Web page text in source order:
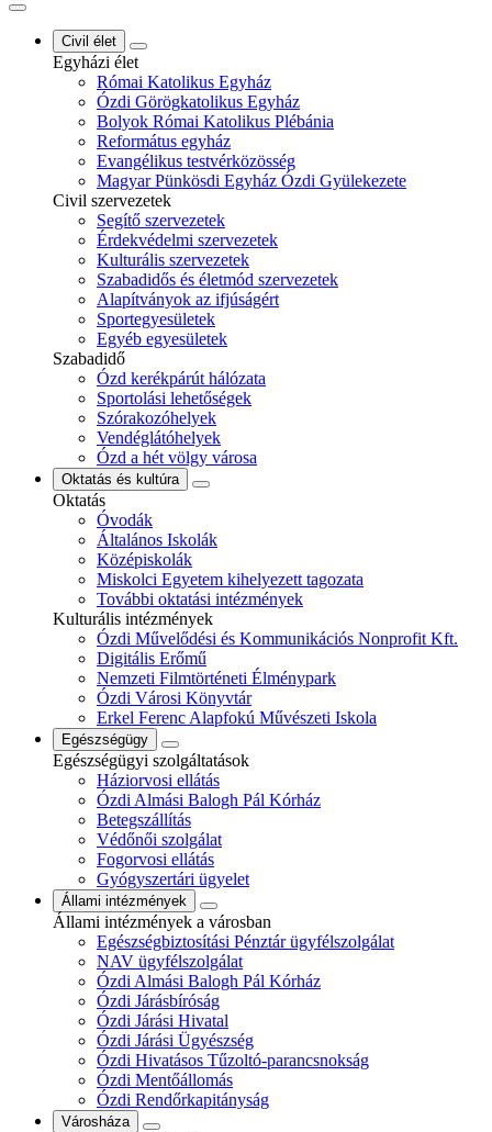
Civil élet
Egyházi élet
Római Katolikus Egyház
Ózdi Görögkatolikus Egyház
Bolyok Római Katolikus Plébánia
Református egyház
Evangélikus testvérközösség
Magyar Pünkösdi Egyház Ózdi Gyülekezete
Civil szervezetek
Segítő szervezetek
Érdekvédelmi szervezetek
Kulturális szervezetek
Szabadidős és életmód szervezetek
Alapítványok az ifjúságért
Sportegyesületek
Egyéb egyesületek
Szabadidő
Ózd kerékpárút hálózata
Sportolási lehetőségek
Szórakozóhelyek
Vendéglátóhelyek
Ózd a hét völgy városa
Oktatás és kultúra
Oktatás
Óvodák
Általános Iskolák
Középiskolák
Miskolci Egyetem kihelyezett tagozata
További oktatási intézmények
Kulturális intézmények
Ózdi Művelődési és Kommunikációs Nonprofit Kft.
Digitális Erőmű
Nemzeti Filmtörténeti Élménypark
Ózdi Városi Könyvtár
Erkel Ferenc Alapfokú Művészeti Iskola
Egészségügy
Egészségügyi szolgáltatások
Háziorvosi ellátás
Ózdi Almási Balogh Pál Kórház
Betegszállítás
Védőnői szolgálat
Fogorvosi ellátás
Gyógyszertári ügyelet
Állami intézmények
Állami intézmények a városban
Egészségbiztosítási Pénztár ügyfélszolgálat
NAV ügyfélszolgálat
Ózdi Almási Balogh Pál Kórház
Ózdi Járásbíróság
Ózdi Járási Hivatal
Ózdi Járási Ügyészség
Ózdi Hivatásos Tűzoltó-parancsnokság
Ózdi Mentőállomás
Ózdi Rendőrkapitányság
Városháza